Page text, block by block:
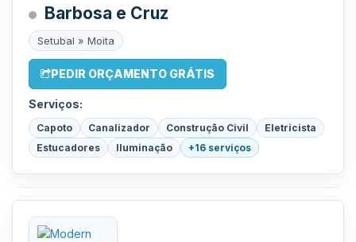
Barbosa e Cruz
Setubal » Moita
PEDIR ORÇAMENTO GRÁTIS
Serviços:
Capoto Canalizador Construção Civil
Eletricista
Estucadores
Iluminação +16 serviços